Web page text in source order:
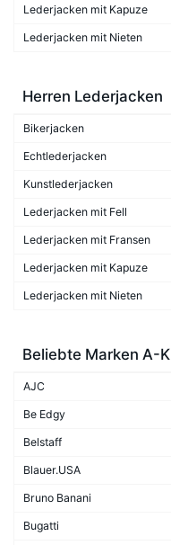
Lederjacken mit Kapuze
Lederjacken mit Nieten
Herren Lederjacken
Bikerjacken
Echtlederjacken
Kunstlederjacken
Lederjacken mit Fell
Lederjacken mit Fransen
Lederjacken mit Kapuze
Lederjacken mit Nieten
Beliebte Marken A-K
AJC
Be Edgy
Belstaff
Blauer.USA
Bruno Banani
Bugatti